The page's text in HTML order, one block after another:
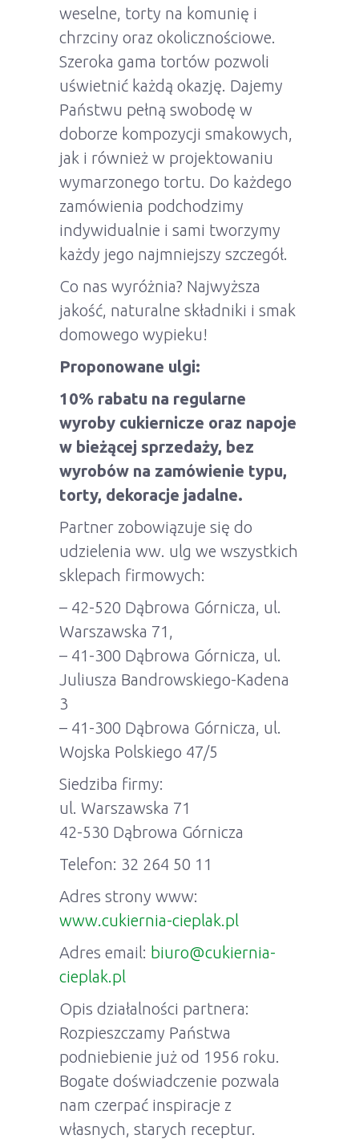
weselne, torty na komunię i
chrzciny oraz okolicznościowe.
Szeroka gama tortów pozwoli
uświetnić każdą okazję. Dajemy
Państwu pełną swobodę w
doborze kompozycji smakowych,
jak i również w projektowaniu
wymarzonego tortu. Do każdego
zamówienia podchodzimy
indywidualnie i sami tworzymy
każdy jego najmniejszy szczegół.
Co nas wyróżnia? Najwyższa
jakość, naturalne składniki i smak
domowego wypieku!
Proponowane ulgi:
10% rabatu na regularne
wyroby cukiernicze oraz napoje
w bieżącej sprzedaży, bez
wyrobów na zamówienie typu,
torty, dekoracje jadalne.
Partner zobowiązuje się do
udzielenia ww. ulg we wszystkich
sklepach firmowych:
– 42-520 Dąbrowa Górnicza, ul.
Warszawska 71,
– 41-300 Dąbrowa Górnicza, ul.
Juliusza Bandrowskiego-Kadena
3
– 41-300 Dąbrowa Górnicza, ul.
Wojska Polskiego 47/5
Siedziba firmy:
ul. Warszawska 71
42-530 Dąbrowa Górnicza
Telefon: 32 264 50 11
Adres strony www:
www.cukiernia-cieplak.pl
Adres email: biuro@cukiernia-
cieplak.pl
Opis działalności partnera:
Rozpieszczamy Państwa
podniebienie już od 1956 roku.
Bogate doświadczenie pozwala
nam czerpać inspiracje z
własnych, starych receptur.